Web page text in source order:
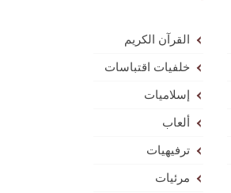
القرآن الكريم
خلفيات اقتباسات
إسلاميات
ألعاب
ترفيهيات
مرئيات